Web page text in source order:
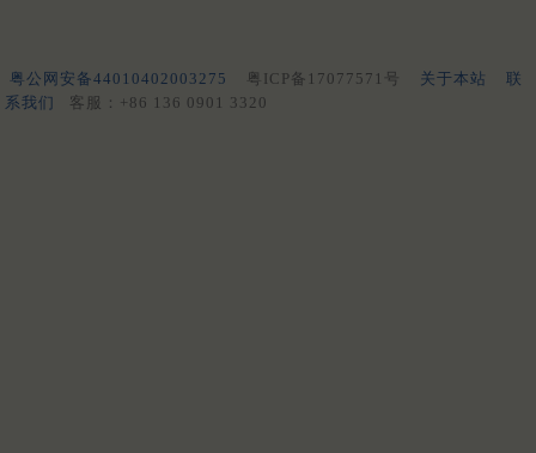
粤公网安备44010402003275 粤ICP备17077571号 关于本站
联
系我们
客服：+86 136 0901 3320